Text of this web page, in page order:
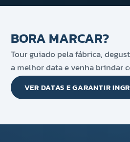
BORA MARCAR?
Tour guiado pela fábrica,
a melhor data e venha brindar
VER DATAS E GARANTIR